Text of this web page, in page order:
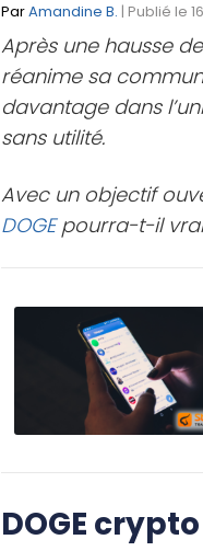
ParAmandine B. | Publié le
Après une hausse
réanime sa
davantage dans
sans utilité.
Avec un objectif
DOGEpourra-t-il
DOGE